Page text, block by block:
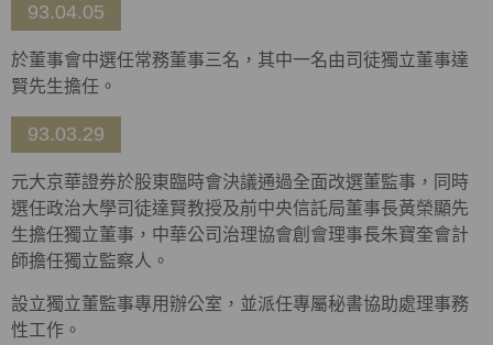
93.04.05
於董事會中選任常務董事三名，其中一名由司徒獨立董事達
賢先生擔任。
93.03.29
元大京華證券於股東臨時會決議通過全面改選董監事，同時
選任政治大學司徒達賢教授及前中央信託局董事長黃榮顯先
生擔任獨立董事，中華公司治理協會創會理事長朱寶奎會計
師擔任獨立監察人。
設立獨立董監事專用辦公室，並派任專屬秘書協助處理事務
性工作。